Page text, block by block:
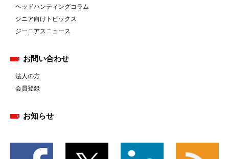
ヘッドハンティングコラム
シニア向けトピックス
ジーニアスニュース
お問い合わせ
法人の方
会員登録
お知らせ